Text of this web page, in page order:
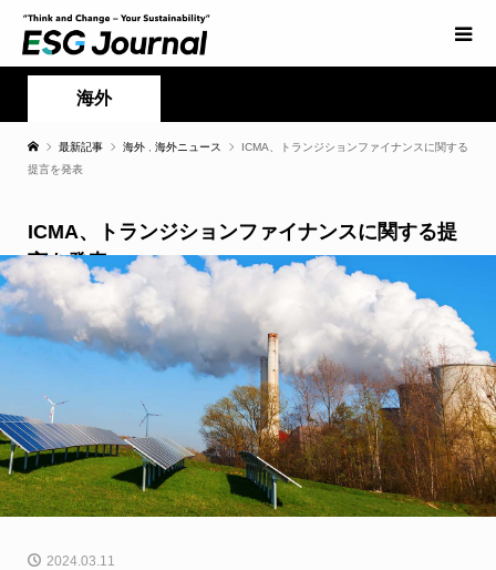
海外
最新記事 海外 海外ニュース
ICMA、トランジションファイナンスに関する
提言を発表
ICMA、トランジションファイナンスに関する提
言を発表
2024.03.11